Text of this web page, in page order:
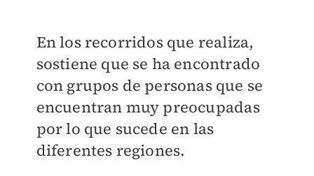
En los recorridos que realiza,
sostiene que se ha encontrado
con grupos de personas que se
encuentran muy preocupadas
por lo que sucede en las
diferentes regiones.